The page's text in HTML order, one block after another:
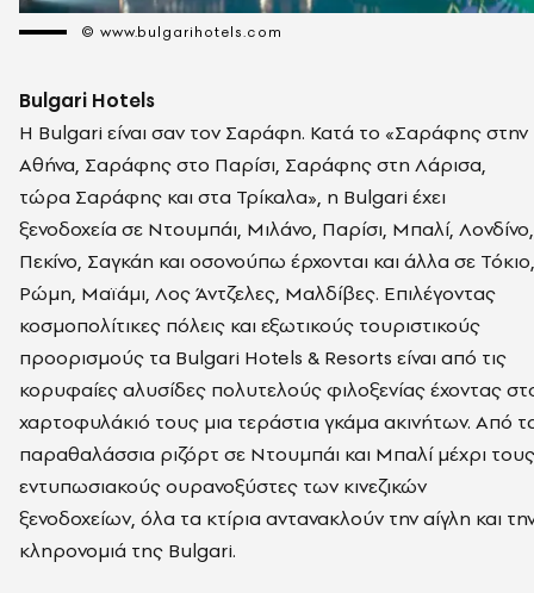
© www.bulgarihotels.com
Bulgari Hotels
Η Bulgari είναι σαν τον Σαράφη. Κατά το «Σαράφης στην
Αθήνα, Σαράφης στο Παρίσι, Σαράφης στη Λάρισα,
τώρα Σαράφης και στα Τρίκαλα», η Bulgari έχει
ξενοδοχεία σε Ντουμπάι, Μιλάνο, Παρίσι, Μπαλί, Λονδίνο,
Πεκίνο, Σαγκάη και οσονούπω έρχονται και άλλα σε Τόκιο,
Ρώμη, Μαϊάμι, Λος Άντζελες, Μαλδίβες. Επιλέγοντας
κοσμοπολίτικες πόλεις και εξωτικούς τουριστικούς
προορισμούς τα Bulgari Hotels & Resorts είναι από τις
κορυφαίες αλυσίδες πολυτελούς φιλοξενίας έχοντας
χαρτοφυλάκιό τους μια τεράστια γκάμα ακινήτων. Από
παραθαλάσσια ριζόρτ σε Ντουμπάι και Μπαλί μέχρι τους
εντυπωσιακούς ουρανοξύστες των κινεζικών
ξενοδοχείων, όλα τα κτίρια αντανακλούν την αίγλη και
κληρονομιά της Bulgari.